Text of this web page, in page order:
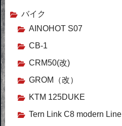
バイク
AINOHOT S07
CB-1
CRM50(改)
GROM（改）
KTM 125DUKE
Tern Link C8 modern Line